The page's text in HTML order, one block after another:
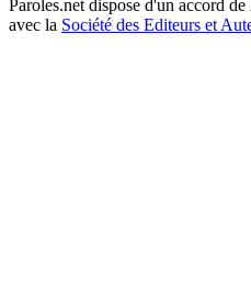
Paroles.net dispose d'un accord
avec la Société des Editeurs et